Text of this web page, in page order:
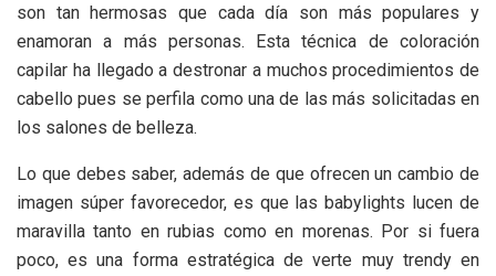
son tan hermosas que cada día son más populares y
enamoran a más personas. Esta técnica de coloración
capilar ha llegado a destronar a muchos procedimientos de
cabello pues se perfila como una de las más solicitadas en
los salones de belleza.
Lo que debes saber, además de que ofrecen un cambio de
imagen súper favorecedor, es que las babylights lucen de
maravilla tanto en rubias como en morenas. Por si fuera
poco, es una forma estratégica de verte muy trendy en